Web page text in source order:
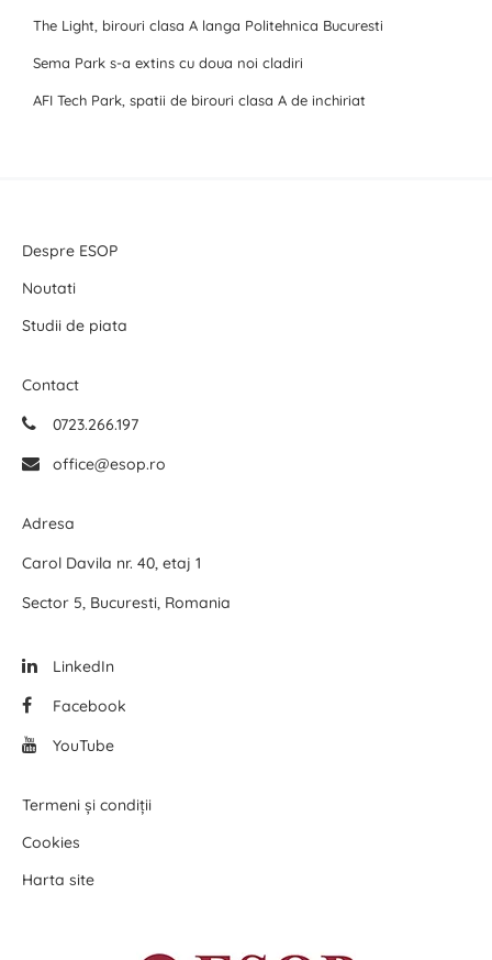
The Light, birouri clasa A langa Politehnica Bucuresti
Sema Park s-a extins cu doua noi cladiri
AFI Tech Park, spatii de birouri clasa A de inchiriat
Despre ESOP
Noutati
Studii de piata
Contact
0723.266.197
office@esop.ro
Adresa
Carol Davila nr. 40, etaj 1
Sector 5, Bucuresti, Romania
LinkedIn
Facebook
YouTube
Termeni și condiții
Cookies
Harta site